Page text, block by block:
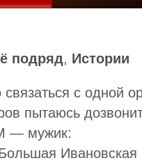
подряд, Истории
с одной
пытаюсь
— мужик: